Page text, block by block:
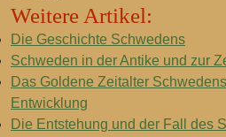
Weitere Artikel:
Die Geschichte Schwedens
Schweden in der Antike und zur
Das Goldene Zeitalter
Entwicklung
Die Entstehung und der Fall des